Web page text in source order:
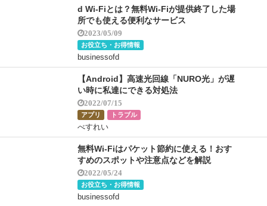
d Wi-Fiとは？無料Wi-Fiが提供終了した場
所でも使える便利なサービス
2023/05/09
お役立ち・お得情報
businessofd
【Android】高速光回線「NURO光」が遅
い時に私達にできる対処法
2022/07/15
アプリ トラブル
べすれい
無料Wi-Fiはパケット節約に使える！おす
すめのスポットや注意点などを解説
2022/05/24
お役立ち・お得情報
businessofd